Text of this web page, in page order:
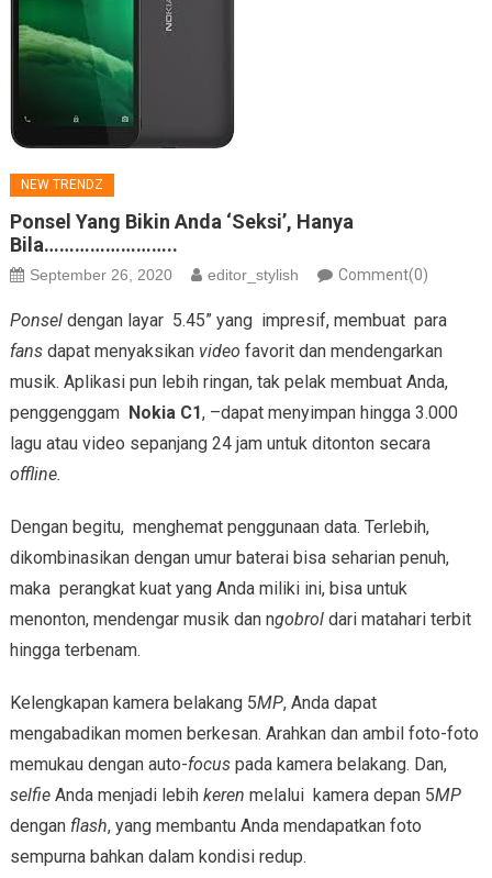
NEW TRENDZ
Ponsel Yang Bikin Anda ‘Seksi’, Hanya
Bila……………………..
September 26, 2020 editor_stylish Comment(0)
Ponsel dengan layar 5.45” yang impresif, membuat para
fans dapat menyaksikan video favorit dan mendengarkan
musik. Aplikasi pun lebih ringan, tak pelak membuat Anda,
penggenggam Nokia C1, –dapat menyimpan hingga 3.000
lagu atau video sepanjang 24 jam untuk ditonton secara
offline.
Dengan begitu, menghemat penggunaan data. Terlebih,
dikombinasikan dengan umur baterai bisa seharian penuh,
maka perangkat kuat yang Anda miliki ini, bisa untuk
menonton, mendengar musik dan ngobrol dari matahari terbit
hingga terbenam.
Kelengkapan kamera belakang 5MP, Anda dapat
mengabadikan momen berkesan. Arahkan dan ambil foto-foto
memukau dengan auto-focuspada kamera belakang. Dan,
selfieAnda menjadi lebih keren melalui kamera depan 5MP
dengan flash, yang membantu Anda mendapatkan foto
sempurna bahkan dalam kondisi redup.